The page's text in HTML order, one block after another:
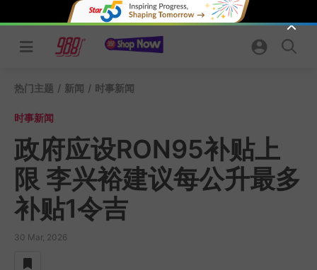
热门主题 / 新闻 / 时事新闻
时事新闻
政府应设RON95补贴上
限 李兴裕建议每公升最多
补贴1令吉
30 Mar, 2026